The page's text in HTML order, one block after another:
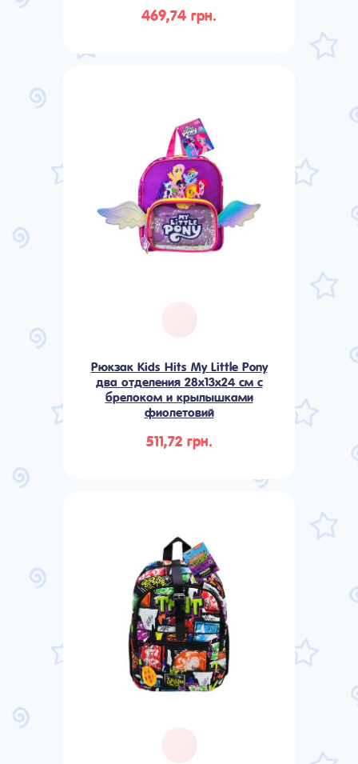
469,74 грн.
Рюкзак Kids Hits My Little Pony
два отделения 28x13x24 см с
брелоком и крылышками
фиолетовий
511,72 грн.